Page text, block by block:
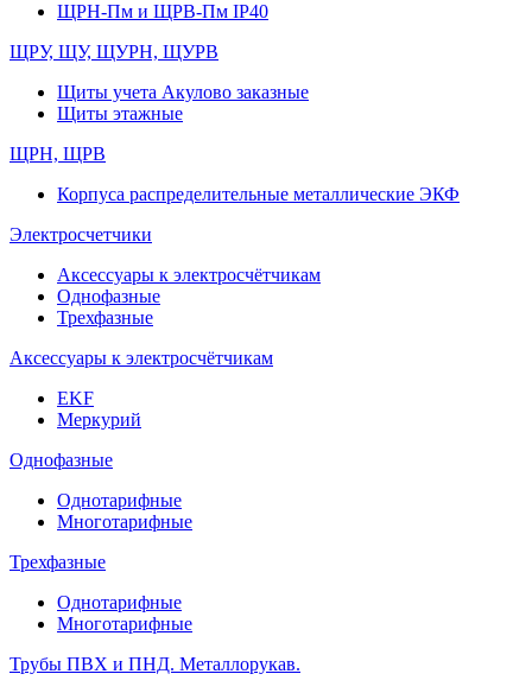
ЩРН-Пм и ЩРВ-Пм IP40
ЩРУ, ЩУ, ЩУРН, ЩУРВ
Щиты учета Акулово заказные
Щиты этажные
ЩРН, ЩРВ
Корпуса распределительные металлические ЭКФ
Электросчетчики
Аксессуары к электросчётчикам
Однофазные
Трехфазные
Аксессуары к электросчётчикам
EKF
Меркурий
Однофазные
Однотарифные
Многотарифные
Трехфазные
Однотарифные
Многотарифные
Трубы ПВХ и ПНД. Металлорукав.